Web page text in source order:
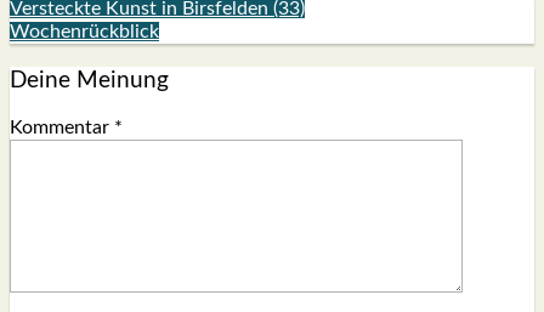
Versteckte Kunst in Birsfelden (33)
Wochenrückblick
Deine Meinung
Kommentar *